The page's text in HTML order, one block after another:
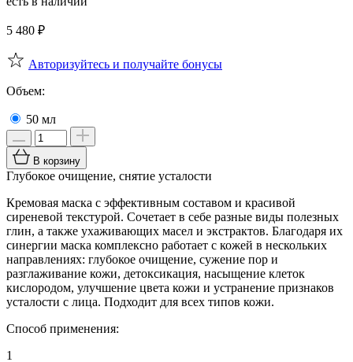
5 480 ₽
Авторизуйтесь и получайте бонусы
Объем:
50 мл
В корзину
Глубокое очищение, снятие усталости
Кремовая маска с эффективным составом и красивой
сиреневой текстурой. Сочетает в себе разные виды полезных
глин, а также ухаживающих масел и экстрактов. Благодаря их
синергии маска комплексно работает с кожей в нескольких
направлениях: глубокое очищение, сужение пор и
разглаживание кожи, детоксикация, насыщение клеток
кислородом, улучшение цвета кожи и устранение признаков
усталости с лица. Подходит для всех типов кожи.
Способ применения:
1